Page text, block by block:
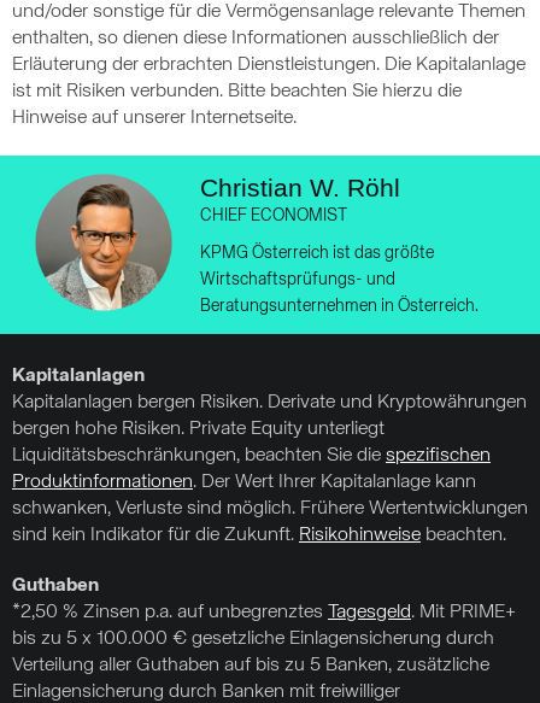
und/oder sonstige für die Vermögensanlage relevante Themen
enthalten, so dienen diese Informationen ausschließlich der
Erläuterung der erbrachten Dienstleistungen. Die Kapitalanlage
ist mit Risiken verbunden. Bitte beachten Sie hierzu die
Hinweise auf unserer Internetseite.
Christian W. Röhl
CHIEF ECONOMIST
KPMG Österreich ist das größte
Wirtschaftsprüfungs- und
Beratungsunternehmen in Österreich.
Kapitalanlagen
Kapitalanlagen bergen Risiken. Derivate und Kryptowährungen
bergen hohe Risiken. Private Equity unterliegt
Liquiditätsbeschränkungen, beachten Sie die spezifischen
Produktinformationen. Der Wert Ihrer Kapitalanlage kann
schwanken, Verluste sind möglich. Frühere Wertentwicklungen
sind kein Indikator für die Zukunft. Risikohinweise beachten.
Guthaben
*2,50 % Zinsen p.a. auf unbegrenztes
Tagesgeld. Mit PRIME+
bis zu 5 x 100.000 € gesetzliche Einlagensicherung durch
Verteilung aller Guthaben auf bis zu 5 Banken, zusätzliche
Einlagensicherung durch Banken mit freiwilliger